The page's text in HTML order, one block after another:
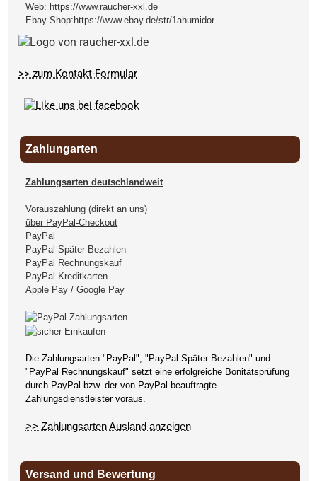
Web: https://www.raucher-xxl.de
Ebay-Shop: https://www.ebay.de/str/1ahumidor
>> zum Kontakt-Formular
Zahlungarten
Zahlungsarten deutschlandweit
Vorauszahlung (direkt an uns)
über PayPal-Checkout
PayPal
PayPal Später Bezahlen
PayPal Rechnungskauf
PayPal Kreditkarten
Apple Pay / Google Pay
Die Zahlungsarten "PayPal", "PayPal Später Bezahlen" und
"PayPal Rechnungskauf" setzt eine erfolgreiche Bonitätsprüfung
durch PayPal bzw. der von PayPal beauftragte
Zahlungsdienstleister voraus.
>> Zahlungsarten Ausland anzeigen
Versand und Bewertung